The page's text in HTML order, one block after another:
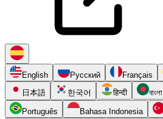
English Русский Français
日本語
한국어 हिन्दी বাংলা
Português Bahasa Indonesia